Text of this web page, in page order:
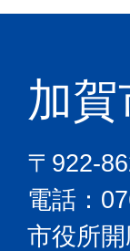
加
〒922-
電話：
市役所